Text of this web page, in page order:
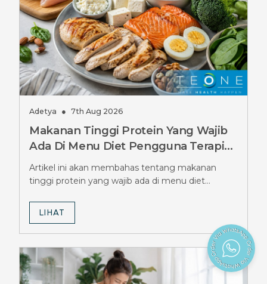
Adetya ● 7th Aug 2026
Makanan Tinggi Protein Yang Wajib
Ada Di Menu Diet Pengguna Terapi
Ozempic, Jangan Sampai Terlewat
Artikel ini akan membahas tentang makanan
tinggi protein yang wajib ada di menu diet
LIHAT